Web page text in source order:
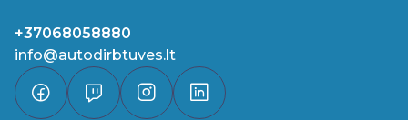
+37068058880
info@autodirbtuves.lt